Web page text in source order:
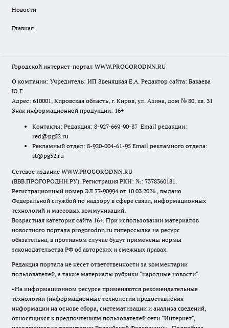
Новости
Главная
Городской интернет-портал WWW.PROGORODNN.RU
О компании: Учредитель: ИП Звеняцкая Е.А. Редактор сайта: Бакаева
Ю.Г.
Адрес: 610001, Кировская область, г. Киров, ул. Азина, дом № 80, кв. 31
Знак информационной продукции: 16+
Контакты: Редакция: 8-927-669-90-87 Email редакции:
red@pg52.ru
Рекламный отдел: 8-920-004-61-95 Email рекламного отдела:
st@pg52.ru
Сетевое издание WWW.PROGORODNN.RU
(ВВВ.ПРОГОРОДНН.РУ). Регистрация РКН: №: 7378360181.
Регистрационный номер ЭЛ 77-90994 от 10.03.2026., выдано
Федеральной службой по надзору в сфере связи, информационных
технологий и массовых коммуникаций.
Возрастная категория сайта 16+. При использовании материалов
новостного портала progorodnn.ru гиперссылка на ресурс
обязательна, в противном случае будут применены нормы
законодательства РФ об авторских и смежных правах.
Редакция портала не несет ответственности за комментарии
пользователей, а также материалы рубрики "народные новости".
«На информационном ресурсе применяются рекомендательные
технологии (информационные технологии предоставления
информации на основе сбора, систематизации и анализа сведений,
относящихся к предпочтениям пользователей сети "Интернет",